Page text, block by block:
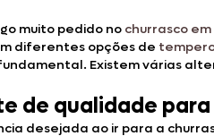
muito pedido no churrasco
diferentes opções de
Existem várias
de qualidade
desejada ao ir para a